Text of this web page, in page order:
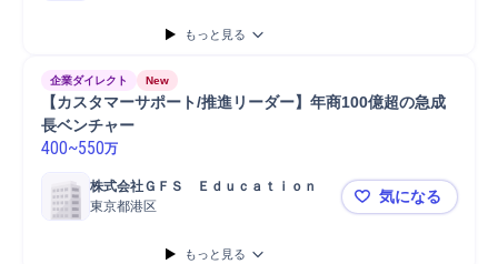
もっと見る
企業ダイレクト New
【カスタマーサポート/推進リーダー】年商100億超の急成
長ベンチャー
400~550万
株式会社ＧＦＳ　Ｅｄｕｃａｔｉｏｎ
東京都港区
【カスタマ
気になる
もっと見る